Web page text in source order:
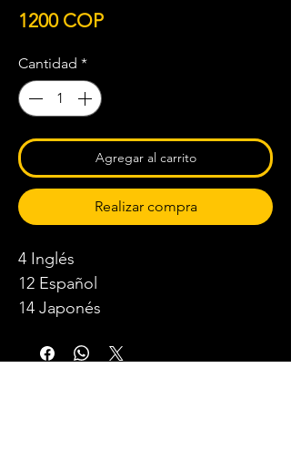
1200 COPPrecio
Cantidad *
Agregar al carrito
Realizar compra
4 Inglés
12 Español
14 Japonés